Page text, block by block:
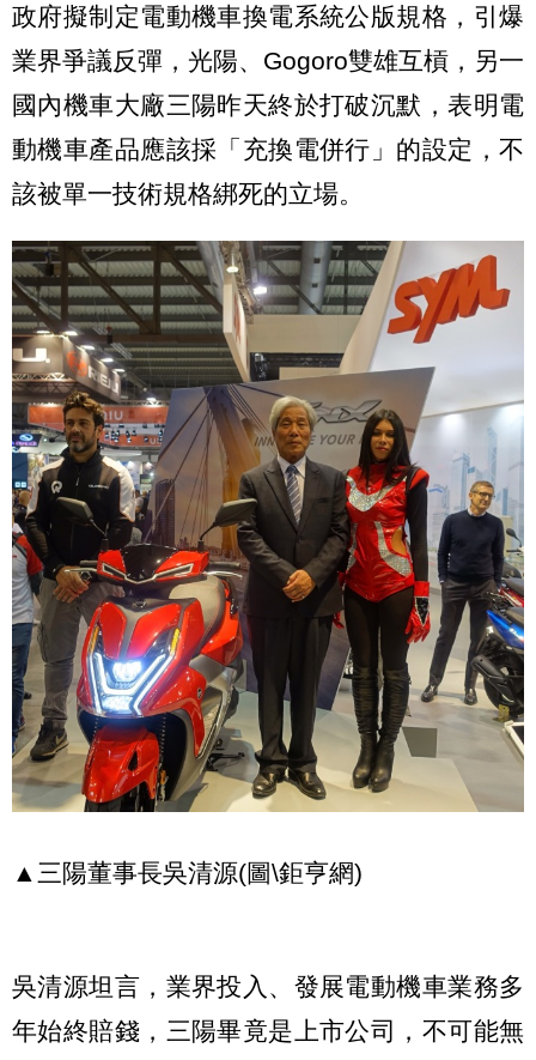
政府擬制定電動機車換電系統公版規格，引爆
業界爭議反彈，光陽、Gogoro雙雄互槓，另一
國內機車大廠三陽昨天終於打破沉默，表明電
動機車產品應該採「充換電併行」的設定，不
該被單一技術規格綁死的立場。
▲三陽董事長吳清源(圖\鉅亨網)
吳清源坦言，業界投入、發展電動機車業務多
年始終賠錢，三陽畢竟是上市公司，不可能無